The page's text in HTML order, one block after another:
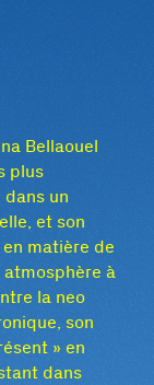
Bellaouel
plus
un
et son
matière de
à
la neo
son
» en
dans